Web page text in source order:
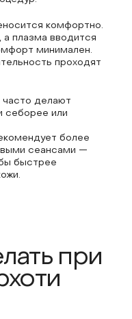
комфортно.
а плазма вводится
минимален.
проходят
часто делают
себорее или
более
сеансами —
быстрее
при